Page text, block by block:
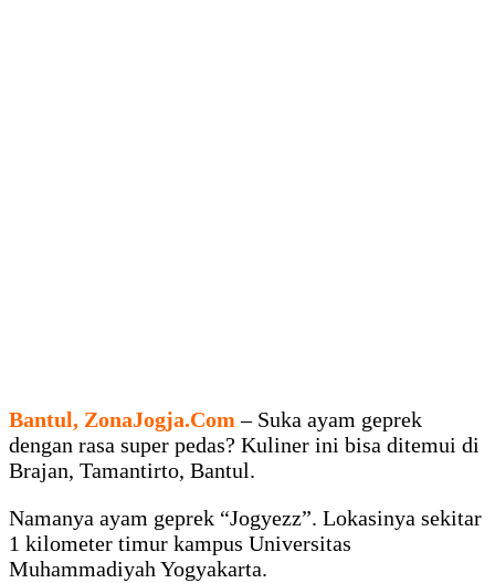
Bantul, ZonaJogja.Com – Suka ayam geprek
dengan rasa super pedas? Kuliner ini bisa ditemui di
Brajan, Tamantirto, Bantul.
Namanya ayam geprek “Jogyezz”. Lokasinya sekitar
1 kilometer timur kampus Universitas
Muhammadiyah Yogyakarta.